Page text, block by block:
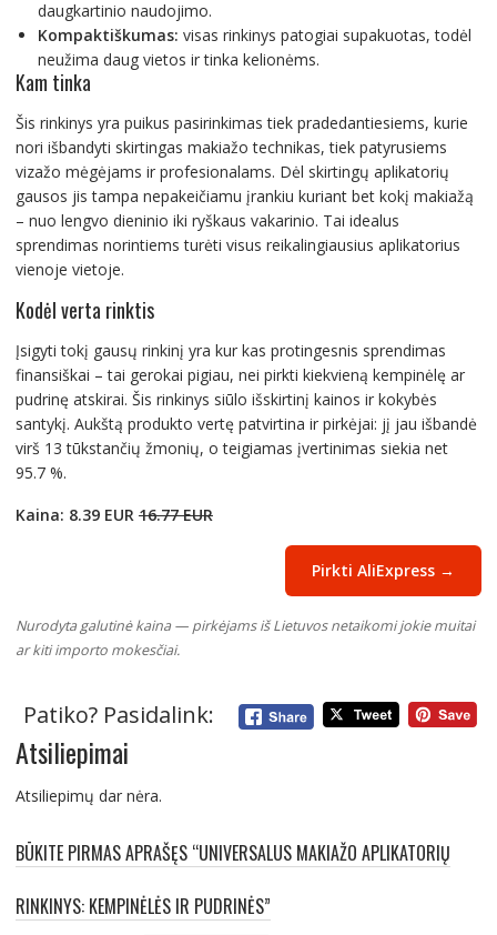
daugkartinio naudojimo.
Kompaktiškumas: visas rinkinys patogiai supakuotas, todėl
neužima daug vietos ir tinka kelionėms.
Kam tinka
Šis rinkinys yra puikus pasirinkimas tiek pradedantiesiems, kurie
nori išbandyti skirtingas makiažo technikas, tiek patyrusiems
vizažo mėgėjams ir profesionalams. Dėl skirtingų aplikatorių
gausos jis tampa nepakeičiamu įrankiu kuriant bet kokį makiažą
– nuo lengvo dieninio iki ryškaus vakarinio. Tai idealus
sprendimas norintiems turėti visus reikalingiausius aplikatorius
vienoje vietoje.
Kodėl verta rinktis
Įsigyti tokį gausų rinkinį yra kur kas protingesnis sprendimas
finansiškai – tai gerokai pigiau, nei pirkti kiekvieną kempinėlę ar
pudrinę atskirai. Šis rinkinys siūlo išskirtinį kainos ir kokybės
santykį. Aukštą produkto vertę patvirtina ir pirkėjai: jį jau išbandė
virš 13 tūkstančių žmonių, o teigiamas įvertinimas siekia net
95.7 %.
Kaina: 8.39 EUR 16.77 EUR
Pirkti AliExpress →
Nurodyta galutinė kaina — pirkėjams iš Lietuvos netaikomi jokie muitai
ar kiti importo mokesčiai.
Patiko? Pasidalink:
Atsiliepimai
Atsiliepimų dar nėra.
BŪKITE PIRMAS APRAŠĘS “UNIVERSALUS MAKIAŽO APLIKATORIŲ
RINKINYS: KEMPINĖLĖS IR PUDRINĖS”